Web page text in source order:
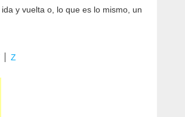
y vuelta o, lo que es lo mismo, un
Z